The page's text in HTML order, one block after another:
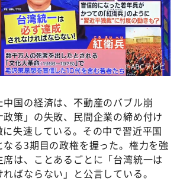
©️ABCテレビ
国の経済は、不動産のバブル崩
策」の失敗、民間企業の締め付け
失速している。その中で習近平国
る3期目の政権を握った。権力を強
は、ことあるごとに「台湾統一は
ばならない」と公言している。